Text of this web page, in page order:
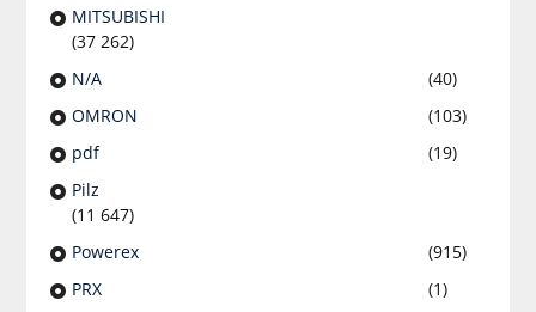
MITSUBISHI
(37 262)
N/A
(40)
OMRON
(103)
pdf
(19)
Pilz
(11 647)
Powerex
(915)
PRX
(1)